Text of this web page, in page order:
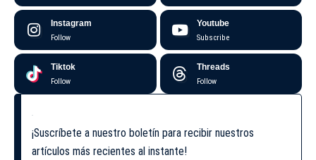
Instagram
Follow
Youtube
Subscribe
Tiktok
Follow
Threads
Follow
¡Suscríbete a nuestro boletín para recibir nuestros
artículos más recientes al instante!